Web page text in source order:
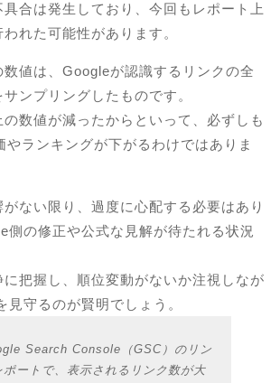
合は発生しており、今回もレポート上
れた可能性があります。
数値は、Googleが認識するリンクの全
ンプリングしたものです。
数値が減ったからといって、必ずしも
やランキングが下がるわけではありま
がない限り、過度に心配する必要はあり
側の修正や公式な見解が待たれる状況
に把握し、順位変動がないか注視しなが
見守るのが賢明でしょう。
Search Console（GSC）のリン
ポートで、表示されるリンク数が大